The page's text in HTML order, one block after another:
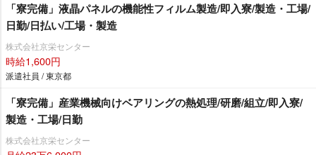
「寮完備」液晶パネルの機能性フィルム製造/即入寮/製造・工場/
日勤/日払い/工場・製造
株式会社京栄センター
時給1,600円
派遣社員 / 東京都
「寮完備」産業機械向けベアリングの熱処理/研磨/組立/即入寮/
製造・工場/日勤
株式会社京栄センター